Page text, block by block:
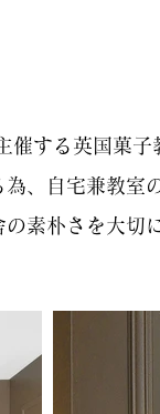
催する英国菓
、自宅兼教室
素朴さを大切